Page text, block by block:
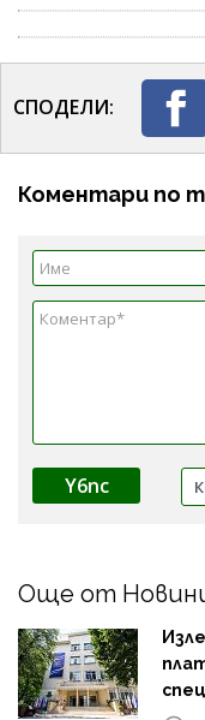
СПОДЕЛИ:
Коментари по
Y6nc
Още от